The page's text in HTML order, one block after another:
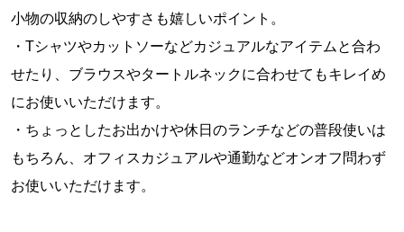
小物の収納のしやすさも嬉しいポイント。
・Tシャツやカットソーなどカジュアルなアイテムと合わ
せたり、ブラウスやタートルネックに合わせてもキレイめ
にお使いいただけます。
・ちょっとしたお出かけや休日のランチなどの普段使いは
もちろん、オフィスカジュアルや通勤などオンオフ問わず
お使いいただけます。